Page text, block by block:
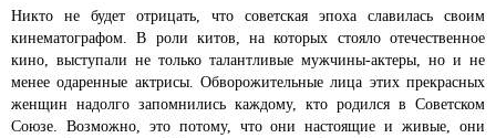
Никто не будет отрицать, что советская эпоха славилась своим
кинематографом. В роли китов, на которых стояло отечественное
кино, выступали не только талантливые мужчины-актеры, но и не
менее одаренные актрисы. Обворожительные лица этих прекрасных
женщин надолго запомнились каждому, кто родился в Советском
Союзе. Возможно, это потому, что они настоящие и живые, они